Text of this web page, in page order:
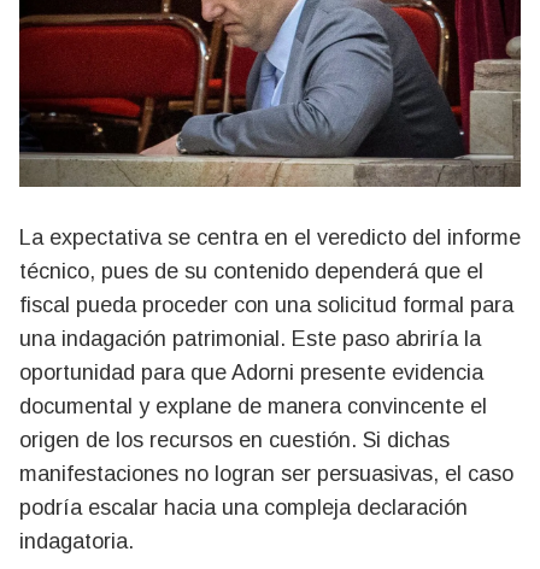
La expectativa se centra en el veredicto del informe
técnico, pues de su contenido dependerá que el
fiscal pueda proceder con una solicitud formal para
una indagación patrimonial. Este paso abriría la
oportunidad para que Adorni presente evidencia
documental y explane de manera convincente el
origen de los recursos en cuestión. Si dichas
manifestaciones no logran ser persuasivas, el caso
podría escalar hacia una compleja declaración
indagatoria.